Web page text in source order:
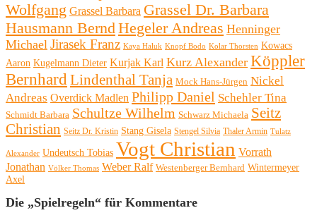
Wolfgang Grassel Barbara Grassel Dr. Barbara
Hausmann Bernd Hegeler Andreas Henninger
Michael Jirasek Franz Kaya Haluk Knopf Bodo Kolar Thorsten Kowacs
Aaron Kugelmann Dieter Kurjak Karl Kurz Alexander Köppler
Bernhard Lindenthal Tanja Mock Hans-Jürgen Nickel
Andreas Overdick Madlen Philipp Daniel Schehler Tina
Schmidt Barbara Schultze Wilhelm Schwarz Michaela Seitz
Christian Seitz Dr. Kristin Stang Gisela Stengel Silvia Thaler Armin Tulatz
Alexander Undeutsch Tobias Vogt Christian Vorrath
Jonathan Völker Thomas Weber Ralf Westenberger Bernhard Wintermeyer
Axel
Die „Spielregeln“ für Kommentare